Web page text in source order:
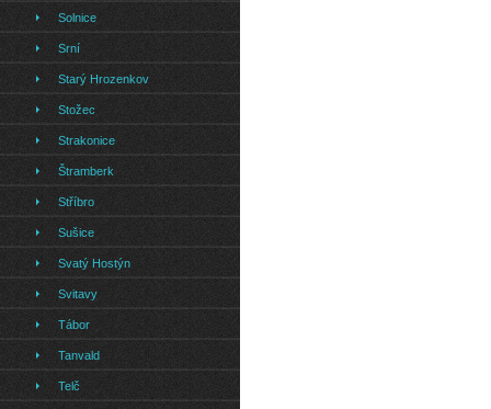
Solnice
Srní
Starý Hrozenkov
Stožec
Strakonice
Štramberk
Stříbro
Sušice
Svatý Hostýn
Svitavy
Tábor
Tanvald
Telč